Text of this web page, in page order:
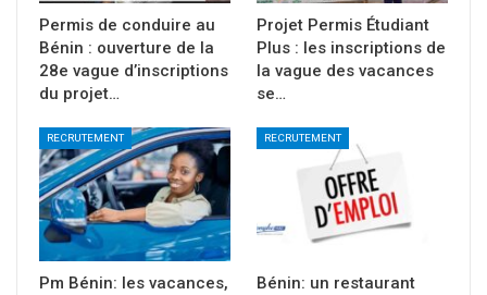
Permis de conduire au
Bénin : ouverture de la
28e vague d’inscriptions
du projet…
Projet Permis Étudiant
Plus : les inscriptions de
la vague des vacances
se…
RECRUTEMENT
Pm Bénin: les vacances,
RECRUTEMENT
Bénin: un restaurant